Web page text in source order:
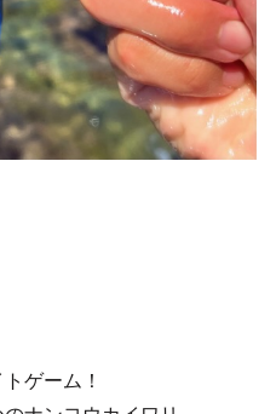
ゲーム！